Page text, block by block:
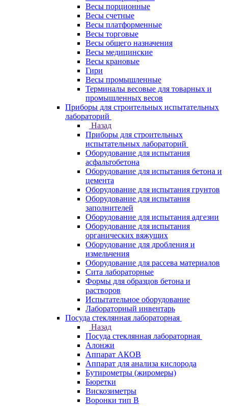
Весы порционные
Весы счетные
Весы платформенные
Весы торговые
Весы общего назначения
Весы медицинские
Весы крановые
Гири
Весы промышленные
Терминалы весовые для товарных и
промышленных весов
Приборы для строительных испытательных
лабораторий
Назад
Приборы для строительных
испытательных лабораторий
Оборудование для испытания
асфальтобетона
Оборудование для испытания бетона и
цемента
Оборудование для испытания грунтов
Оборудование для испытания
заполнителей
Оборудование для испытания адгезии
Оборудование для испытания
органических вяжущих
Оборудование для дробления и
измельчения
Оборудование для рассева материалов
Сита лабораторные
Формы для образцов бетона и
растворов
Испытательное оборудование
Лабораторный инвентарь
Посуда стеклянная лабораторная
Назад
Посуда стеклянная лабораторная
Алонжи
Аппарат АКОВ
Аппарат для анализа кислорода
Бутирометры (жиромеры)
Бюретки
Вискозиметры
Воронки тип В